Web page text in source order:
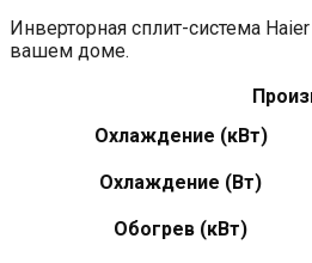
Инверторная сплит-система
вашем доме.
Охлаждение (кВт)
Охлаждение (Вт)
Обогрев (кВт)